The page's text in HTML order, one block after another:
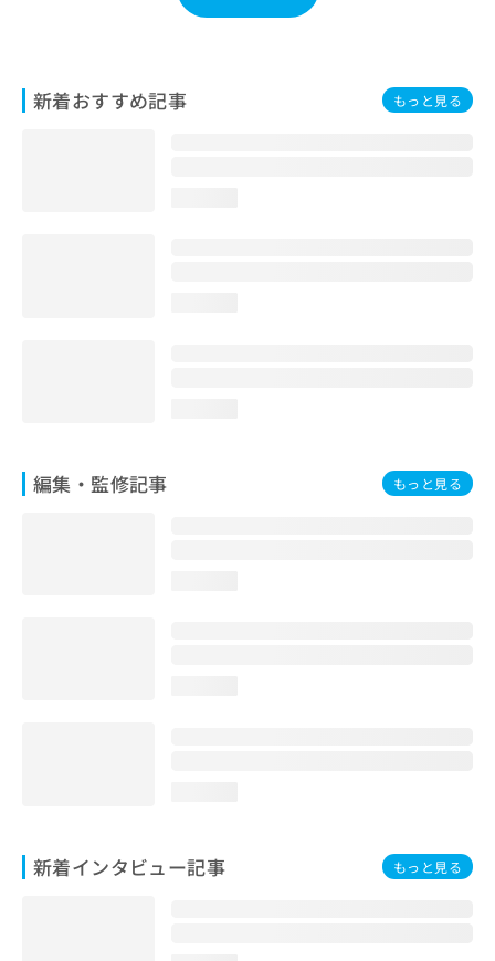
新着おすすめ記事 もっと見る
編集・監修記事 もっと見る
新着インタビュー記事 もっと見る
わ